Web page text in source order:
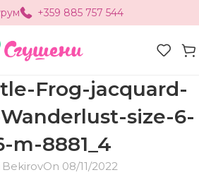
+359 885 757 544
Frog-jacquard-
size-6-
m-8881_4
BekirovOn 08/11/2022